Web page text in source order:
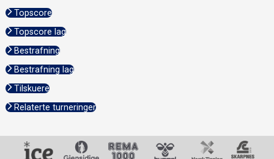
Topscore
Topscore lag
Bestrafning
Bestrafning lag
Tilskuere
Relaterte turneringer